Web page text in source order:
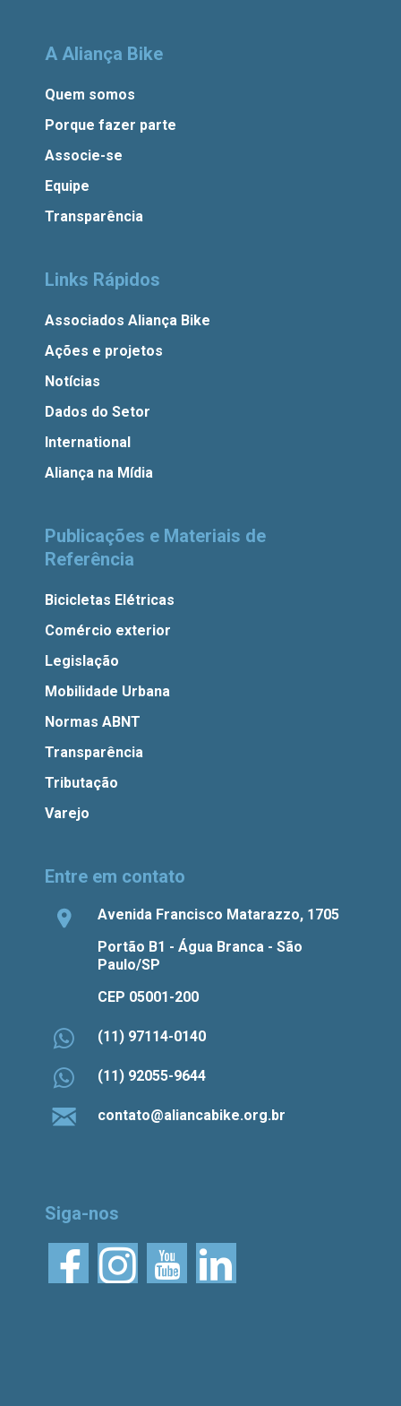
A Aliança Bike
Quem somos
Porque fazer parte
Associe-se
Equipe
Transparência
Links Rápidos
Associados Aliança Bike
Ações e projetos
Notícias
Dados do Setor
International
Aliança na Mídia
Publicações e Materiais de
Referência
Bicicletas Elétricas
Comércio exterior
Legislação
Mobilidade Urbana
Normas ABNT
Transparência
Tributação
Varejo
Entre em contato
Avenida Francisco Matarazzo, 1705
Portão B1 - Água Branca - São
Paulo/SP
CEP 05001-200
(11) 97114-0140
(11) 92055-9644
contato@aliancabike.org.br
Siga-nos